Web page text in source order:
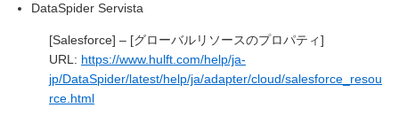
DataSpider Servista
[Salesforce] – [グローバルリソースのプロパティ]
URL: https://www.hulft.com/help/ja-
jp/DataSpider/latest/help/ja/adapter/cloud/salesforce_resou
rce.html